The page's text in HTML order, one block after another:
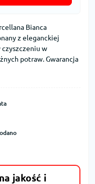
Bianca
z eleganckiej
czyszczeniu w
potraw. Gwarancja
jakość i